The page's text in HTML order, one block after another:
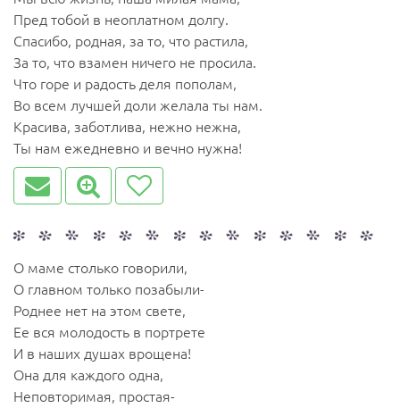
Пред тобой в неоплатном долгу.
Спасибо, родная, за то, что растила,
За то, что взамен ничего не просила.
Что горе и радость деля пополам,
Во всем лучшей доли желала ты нам.
Красива, заботлива, нежно нежна,
Ты нам ежедневно и вечно нужна!
О маме столько говорили,
О главном только позабыли-
Роднее нет на этом свете,
Ее вся молодость в портрете
И в наших душах врощена!
Она для каждого одна,
Неповторимая, простая-